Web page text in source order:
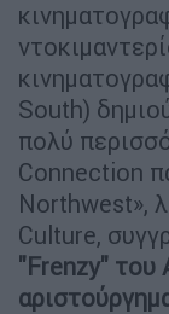
South)
πολύ
Connection
Northwest»,
Culture,
"Frenzy" του